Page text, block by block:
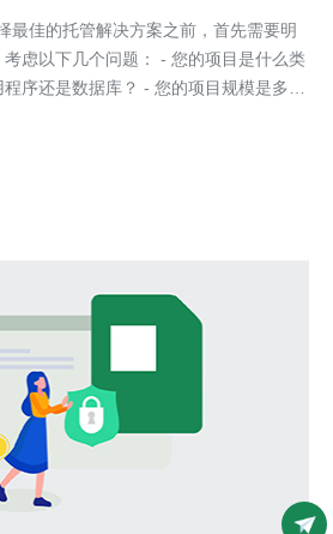
问题： - 您的项目是什么类
序还是数据库？ - 您的项目规模是多
需要额外的技术支持或专业知识？ 明